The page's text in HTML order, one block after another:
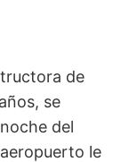
de
se
del
le